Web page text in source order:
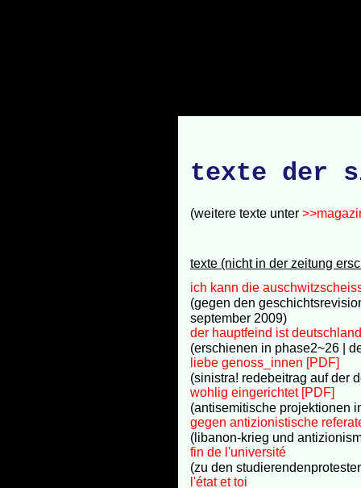
texte der
(weitere texte unter
texte (nicht in der zeitung
ich kann die
(gegen den
september 2009)
der hauptfeind ist
(erschienen in phase2~26 |
liebe genoss_innen [PDF]
(sinistra! redebeitrag auf der
wohlig eingerichtet [PDF]
(antisemitische projektionen
gegen antizionistische
(libanon-krieg und
fin de l'université
(zu den
l'état et toi